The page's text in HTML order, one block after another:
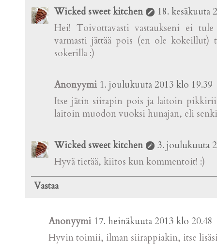
Wicked sweet kitchen
18. kesäkuuta
Hei! Toivottavasti vastaukseni ei
varmasti jättää pois (en ole kokeillut)
sokerilla :)
Anonyymi 1. joulukuuta 2013 klo 19.39
Itse jätin siirapin pois ja laitoin
laitoin muodon vuoksi hunajan, eli
Wicked sweet kitchen
3. joulukuuta
Hyvä tietää, kiitos kun kommentoit! :)
Vastaa
Anonyymi 17. heinäkuuta 2013 klo 20.48
Hyvin toimii, ilman siirappiakin, itse